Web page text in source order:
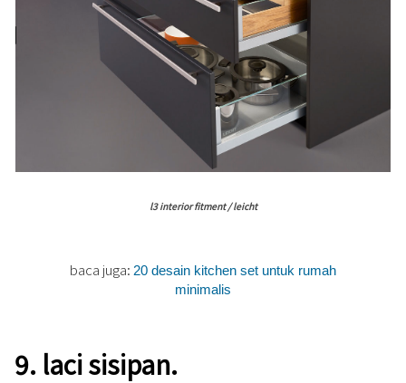
l3 interior fitment / leicht
baca juga: 20 desain kitchen set untuk rumah
minimalis
9. laci sisipan.